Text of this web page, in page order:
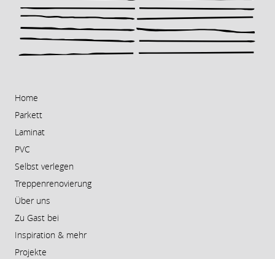
Home
Parkett
Laminat
PVC
Selbst verlegen
Treppenrenovierung
Über uns
Zu Gast bei
Inspiration & mehr
Projekte